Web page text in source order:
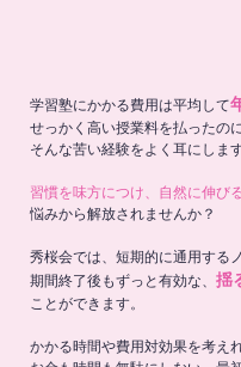
学習塾にかかる費用は平均して
せっかく高い授業料を払ったの
そんな苦い経験をよく耳にします
習慣を味方につけ、自然に伸び
悩みから解放されませんか？
秀桜会では、短期的に通用する
期間終了後もずっと有効な、 揺
ことができます。
かかる時間や費用対効果を考え